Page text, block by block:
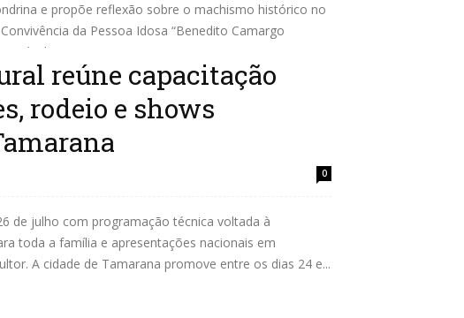
e propõe reflexão sobre o machismo histórico no
da Pessoa Idosa “Benedito Camargo
Caipira...
reúne capacitação
rodeio e shows
0
de julho com programação técnica voltada à
toda a família e apresentações nacionais em
A cidade de Tamarana promove entre os dias 24 e...